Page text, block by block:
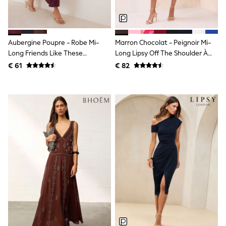
Knitwear
Trousers & Leggings
Sets & Outfits
Tops
Nightwear & Pyjamas
Jumpsuits & Playsuits
Jeans
Dungarees
Multipacks
All Holiday Shop
Tops
Dresses
Shorts
Skirts
Sandals & Sliders
Rash Vests
Sun Safe Swimwear
Sun Hats & Caps
Denim Jackets
Raincoats
Aubergine Poupre - Robe Mi-
Long Friends Like These
Asymétrique
€ 61
Marron Chocolat - Peignoir Mi-
Long Lipsy Off The Shoulder À
Taille Rassemblée
€ 82